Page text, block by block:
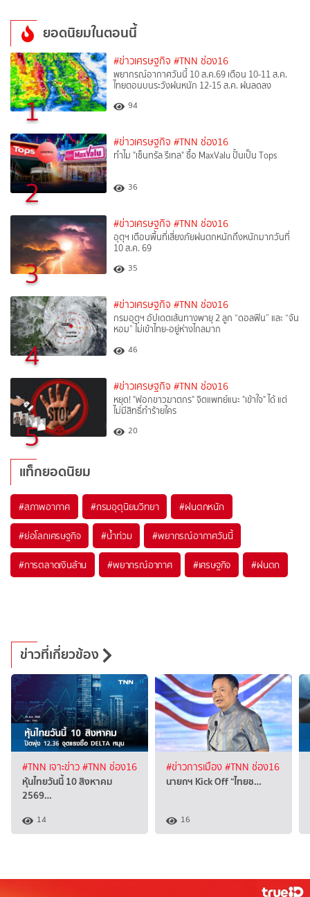
ยอดนิยมในตอนนี้
1
#ข่าวเศรษฐกิจ #TNN ช่อง16
พยากรณ์อากาศวันนี้ 10 ส.ค.69 เตือน 10-11 ส.ค.
ไทยตอนบนระวังฝนหนัก 12-15 ส.ค. ฝนลดลง
94
2
#ข่าวเศรษฐกิจ #TNN ช่อง16
ทำไม "เซ็นทรัล รีเทล" ซื้อ MaxValu ปั้นเป็น Tops
36
3
#ข่าวเศรษฐกิจ #TNN ช่อง16
อุตุฯ เตือนพื้นที่เสี่ยงภัยฝนตกหนักถึงหนักมากวันที่
10 ส.ค. 69
35
4
#ข่าวเศรษฐกิจ #TNN ช่อง16
กรมอุตุฯ อัปเดตเส้นทางพายุ 2 ลูก “ดอลฟิน” และ “จัน
หอม” ไม่เข้าไทย-อยู่ห่างไกลมาก
46
5
#ข่าวเศรษฐกิจ #TNN ช่อง16
หยุด! "ฟอกขาวฆาตกร" จิตแพทย์แนะ "เข้าใจ" ได้ แต่
ไม่มีสิทธิ์ทำร้ายใคร
20
แท็กยอดนิยม
#สภาพอากาศ #กรมอุตุนิยมวิทยา #ฝนตกหนัก
#ย่อโลกเศรษฐกิจ #น้ำท่วม #พยากรณ์อากาศวันนี้
#การตลาดเงินล้าน #พยากรณ์อากาศ #เศรษฐกิจ #ฝนตก
ข่าวที่เกี่ยวข้อง
#TNN เจาะข่าว#TNN ช่อง16
หุ้นไทยวันนี้ 10 สิงหาคม
2569…
14
#ข่าวการเมือง#TNN ช่อง16
นายกฯ Kick Off “ไทยช…
16